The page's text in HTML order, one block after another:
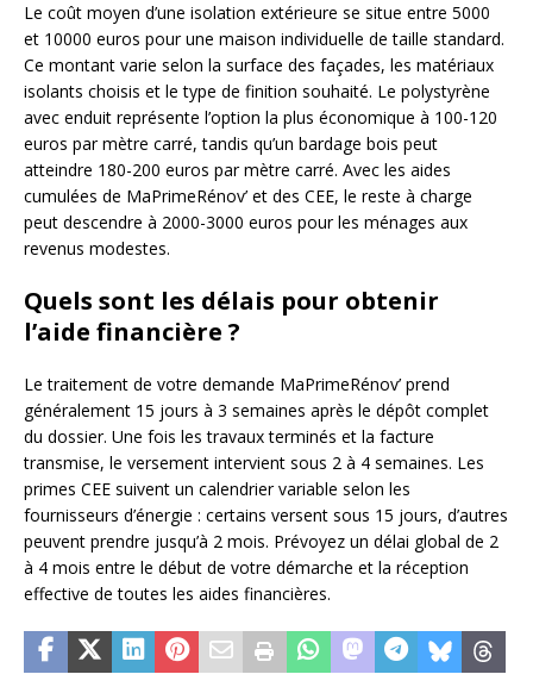
Le coût moyen d’une isolation extérieure se situe entre 5000
et 10000 euros pour une maison individuelle de taille standard.
Ce montant varie selon la surface des façades, les matériaux
isolants choisis et le type de finition souhaité. Le polystyrène
avec enduit représente l’option la plus économique à 100-120
euros par mètre carré, tandis qu’un bardage bois peut
atteindre 180-200 euros par mètre carré. Avec les aides
cumulées de MaPrimeRénov’ et des CEE, le reste à charge
peut descendre à 2000-3000 euros pour les ménages aux
revenus modestes.
Quels sont les délais pour obtenir
l’aide financière ?
Le traitement de votre demande MaPrimeRénov’ prend
généralement 15 jours à 3 semaines après le dépôt complet
du dossier. Une fois les travaux terminés et la facture
transmise, le versement intervient sous 2 à 4 semaines. Les
primes CEE suivent un calendrier variable selon les
fournisseurs d’énergie : certains versent sous 15 jours, d’autres
peuvent prendre jusqu’à 2 mois. Prévoyez un délai global de 2
à 4 mois entre le début de votre démarche et la réception
effective de toutes les aides financières.